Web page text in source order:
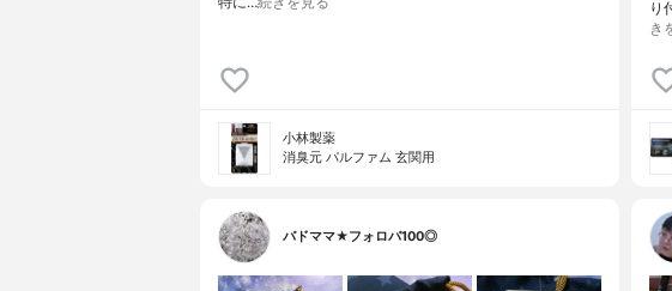
小林製薬
消臭元 パルファム 玄関用
り
き
バドママ★フォロバ100◎